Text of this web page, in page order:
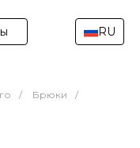
RU
/ Брюки
/